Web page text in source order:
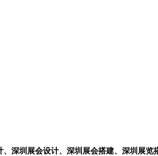
深圳展会设计、深圳展会搭建、深圳展